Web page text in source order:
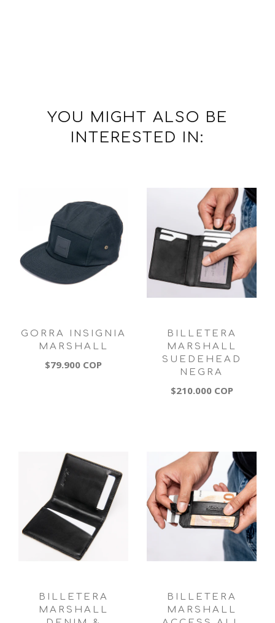
YOU MIGHT ALSO BE
INTERESTED IN:
GORRA INSIGNIA
MARSHALL
$79.900 COP
BILLETERA
MARSHALL
SUEDEHEAD
NEGRA
$210.000 COP
BILLETERA
MARSHALL
BILLETERA
MARSHALL